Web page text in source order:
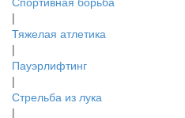
|
Тяжелая атлетика
|
Пауэрлифтинг
|
Стрельба из лука
|